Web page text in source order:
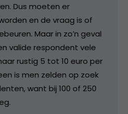
Dus moeten er
en de vraag is of
Maar in zo’n geval
valide respondent vele
rustig 5 tot 10 euro per
is men zelden op zoek
want bij 100 of 250